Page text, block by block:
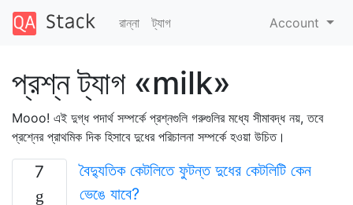
রান্না ট্যাগ Account
প্রশ্ন ট্যাগ «milk»
Mooo! এই দুগ্ধ পদার্থ সম্পর্কে প্রশ্নগুলি গরুগুলির মধ্যে সীমাবদ্ধ নয়, তবে
প্রশ্নের প্রাথমিক দিক হিসাবে দুধের পরিচালনা সম্পর্কে হওয়া উচিত।
7
বৈদ্যুতিক কেটলিতে ফুটন্ত দুধের কেটলিটি কেন
ভেঙে যাবে?